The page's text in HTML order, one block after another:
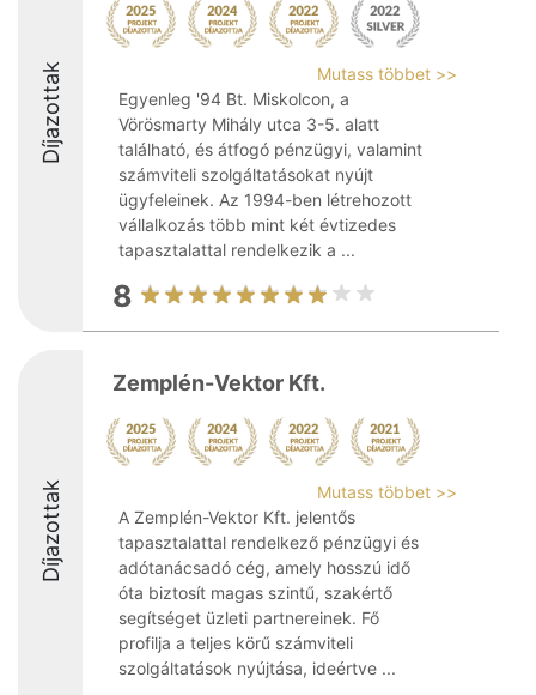
Díjazottak
Mutass többet >>
Egyenleg '94 Bt. Miskolcon, a
Vörösmarty Mihály utca 3-5. alatt
található, és átfogó pénzügyi, valamint
számviteli szolgáltatásokat nyújt
ügyfeleinek. Az 1994-ben létrehozott
vállalkozás több mint két évtizedes
tapasztalattal rendelkezik a ...
8
Díjazottak
Zemplén-Vektor Kft.
Mutass többet >>
A Zemplén-Vektor Kft. jelentős
tapasztalattal rendelkező pénzügyi és
adótanácsadó cég, amely hosszú idő
óta biztosít magas szintű, szakértő
segítséget üzleti partnereinek. Fő
profilja a teljes körű számviteli
szolgáltatások nyújtása, ideértve ...